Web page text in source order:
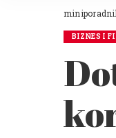
BIZNES I